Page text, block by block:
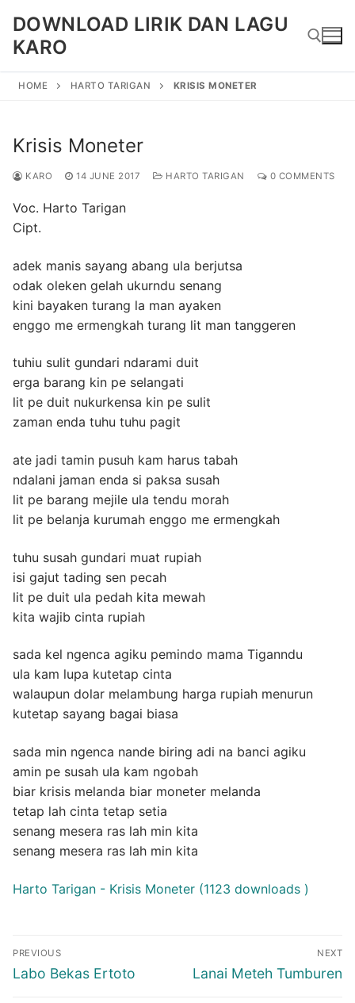
content
DOWNLOAD LIRIK DAN LAGU
KARO
HOME HARTO TARIGAN KRISIS MONETER
Krisis Moneter
KARO 14 JUNE 2017 HARTO TARIGAN 0 COMMENTS
Voc. Harto Tarigan
Cipt.
adek manis sayang abang ula berjutsa
odak oleken gelah ukurndu senang
kini bayaken turang la man ayaken
enggo me ermengkah turang lit man tanggeren
tuhiu sulit gundari ndarami duit
erga barang kin pe selangati
lit pe duit nukurkensa kin pe sulit
zaman enda tuhu tuhu pagit
ate jadi tamin pusuh kam harus tabah
ndalani jaman enda si paksa susah
lit pe barang mejile ula tendu morah
lit pe belanja kurumah enggo me ermengkah
tuhu susah gundari muat rupiah
isi gajut tading sen pecah
lit pe duit ula pedah kita mewah
kita wajib cinta rupiah
sada kel ngenca agiku pemindo mama Tiganndu
ula kam lupa kutetap cinta
walaupun dolar melambung harga rupiah menurun
kutetap sayang bagai biasa
sada min ngenca nande biring adi na banci agiku
amin pe susah ula kam ngobah
biar krisis melanda biar moneter melanda
tetap lah cinta tetap setia
senang mesera ras lah min kita
senang mesera ras lah min kita
Harto Tarigan - Krisis Moneter (1123 downloads )
Post
navigation
PREVIOUS
Previous
Labo Bekas Ertoto
NEXT
Next
Lanai Meteh Tumburen